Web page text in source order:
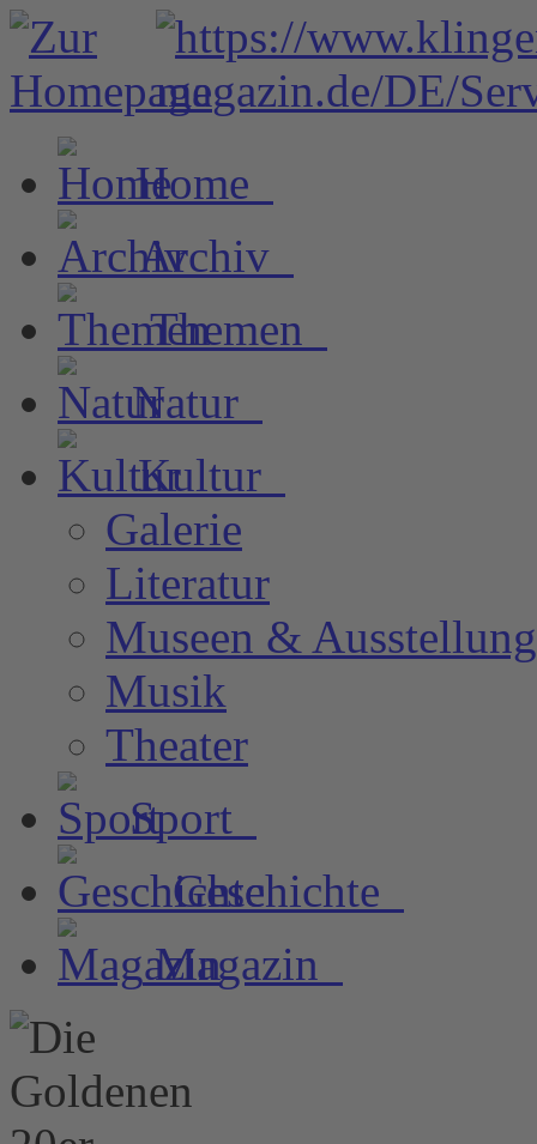
Home
Archiv
Themen
Natur
Kultur
Galerie
Literatur
Museen &
Musik
Theater
Sport
Geschichte
Magazin